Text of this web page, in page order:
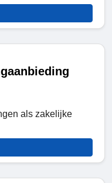
als zakelijke